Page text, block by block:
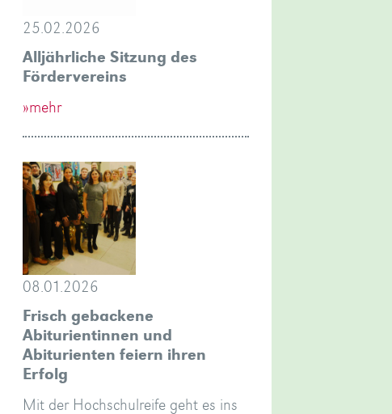
25.02.2026
Alljährliche Sitzung des
Fördervereins
»mehr
08.01.2026
Frisch gebackene
Abiturientinnen und
Abiturienten feiern ihren
Erfolg
Mit der Hochschulreife geht es ins